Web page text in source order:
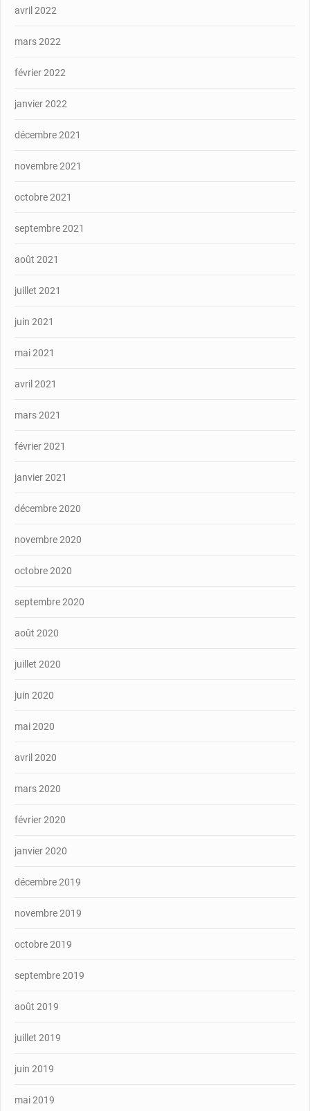
avril 2022
mars 2022
février 2022
janvier 2022
décembre 2021
novembre 2021
octobre 2021
septembre 2021
août 2021
juillet 2021
juin 2021
mai 2021
avril 2021
mars 2021
février 2021
janvier 2021
décembre 2020
novembre 2020
octobre 2020
septembre 2020
août 2020
juillet 2020
juin 2020
mai 2020
avril 2020
mars 2020
février 2020
janvier 2020
décembre 2019
novembre 2019
octobre 2019
septembre 2019
août 2019
juillet 2019
juin 2019
mai 2019